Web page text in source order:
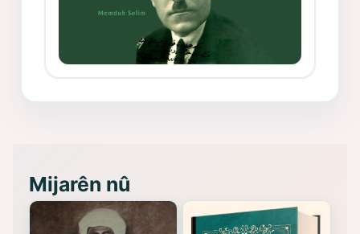
(Hoybun)’un Kuruluş Çalışmaları- 8
Mijarên nû